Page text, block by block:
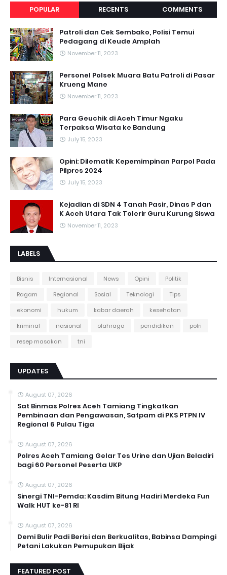
POPULAR RECENTS COMMENTS
Patroli dan Cek Sembako, Polisi Temui
Pedagang di Keude Amplah
November 11, 2023
Personel Polsek Muara Batu Patroli di Pasar
Krueng Mane
November 11, 2023
Para Geuchik di Aceh Timur Ngaku
Terpaksa Wisata ke Bandung
July 15, 2023
Opini: Dilematik Kepemimpinan Parpol Pada
Pilpres 2024
July 15, 2023
Kejadian di SDN 4 Tanah Pasir, Dinas P dan
K Aceh Utara Tak Tolerir Guru Kurung Siswa
November 11, 2023
LABELS
Bisnis Internasional News Opini
Politik
Ragam
Regional Sosial Teknologi
Tips
ekonomi
hukum kabar daerah
kesehatan
kriminal
nasional olahraga pendidikan
polri
resep masakan
tni
UPDATES
August 07, 2026
Sat Binmas Polres Aceh Tamiang Tingkatkan
Pembinaan dan Pengawasan, Satpam di PKS PTPN IV
Regional 6 Pulau Tiga
August 07, 2026
Polres Aceh Tamiang Gelar Tes Urine dan Ujian Beladiri
bagi 60 Personel Peserta UKP
August 07, 2026
Sinergi TNI-Pemda: Kasdim Bitung Hadiri Merdeka Fun
Walk HUT ke-81 RI
August 07, 2026
Demi Bulir Padi Berisi dan Berkualitas, Babinsa Dampingi
Petani Lakukan Pemupukan Bijak
FEATURED POST